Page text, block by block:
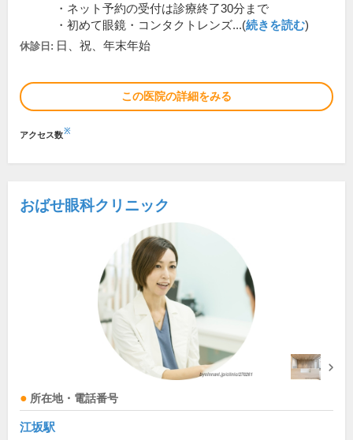
・ネット予約の受付は診療終了30分まで
・初めて眼鏡・コンタクトレンズ...(続きを読む)
休診日: 日、祝、年末年始
この医院の詳細をみる
アクセス数※
おばせ眼科クリニック
所在地・電話番号
江坂駅